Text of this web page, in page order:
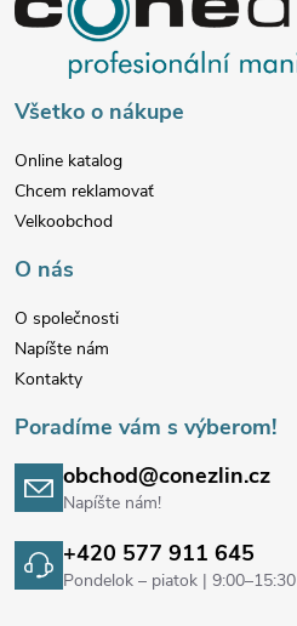
á
p
ä
t
e
Všetko o nákupe
Online katalog
Chcem reklamovať
Velkoobchod
O nás
O společnosti
Napíšte nám
Kontakty
Poradíme vám s výberom!
obchod@conezlin.cz
Napíšte nám!
+420 577 911 645
Pondelok – piatok | 9:00–15:30